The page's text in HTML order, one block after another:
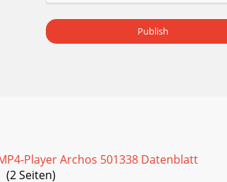
Publish
Player Archos 501338 Datenblatt
(2 Seiten)